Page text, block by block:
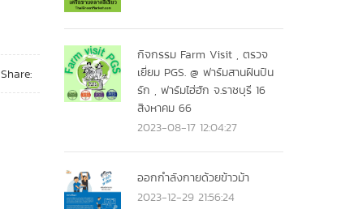
Share:
กิจกรรม Farm Visit , ตรวจ
เยี่ยม PGS. @ ฟาร์มสานฝันปัน
รัก , ฟาร์มไฮ่ฮัก จ.ราชบุรี 16
สิงหาคม 66
2023-08-17 12:04:27
ออกกำลังกายด้วยข้าวม้า
2023-12-29 21:56:24